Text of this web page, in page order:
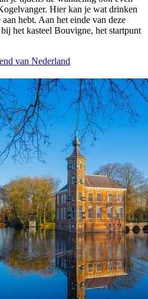
Hier kan je wat drinken
hebt. Aan het einde van deze
het kasteel Bouvigne, het startpunt
van Nederland